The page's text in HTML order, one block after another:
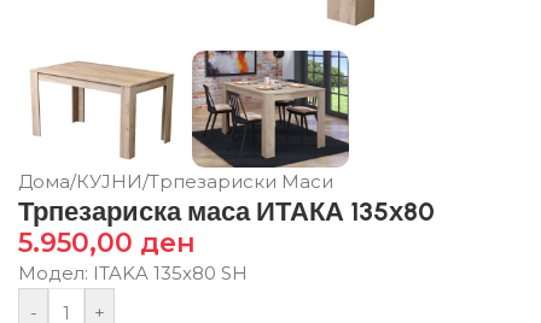
Дома/КУЈНИ/Трпезариски Маси
Трпезариска маса ИТАКА 135х80
5.950,00 ден
Модел: ITAKA 135x80 SH
-
+